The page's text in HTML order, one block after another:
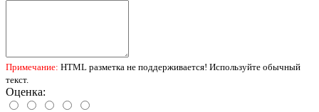
Примечание: HTML разметка не поддерживается! Используйте обычный
текст.
Оценка: